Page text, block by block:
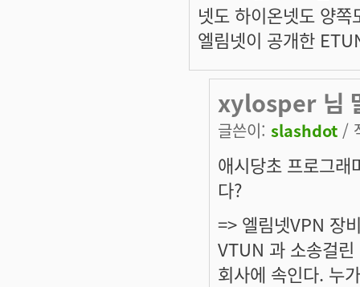
넷도 하이온넷도 양
엘림넷이 공개한
xylosper 님
글쓴이: slashdot /
애시당초 프로그
다?
=> 엘림넷VPN 장
VTUN 과 소송걸
회사에 속인다. 누